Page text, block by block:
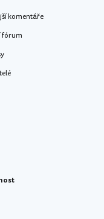
komentáře
fórum